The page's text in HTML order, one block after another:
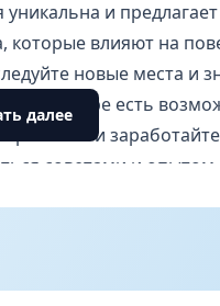
и
которые влияют на
новые места и
то в игре есть
рыбалки и
советами и
уровне. Вода,
также помогают
далее